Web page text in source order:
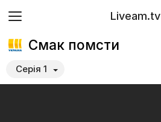
Liveam.tv
Смак помсти
Серія 1